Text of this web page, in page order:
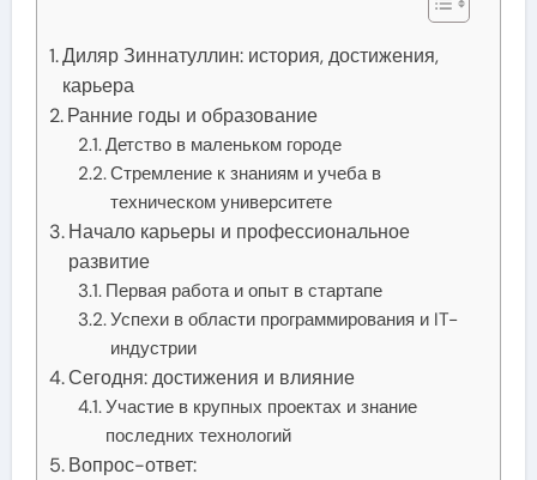
Диляр Зиннатуллин: история, достижения,
карьера
Ранние годы и образование
Детство в маленьком городе
Стремление к знаниям и учеба в
техническом университете
Начало карьеры и профессиональное
развитие
Первая работа и опыт в стартапе
Успехи в области программирования и IT-
индустрии
Сегодня: достижения и влияние
Участие в крупных проектах и знание
последних технологий
Вопрос-ответ: